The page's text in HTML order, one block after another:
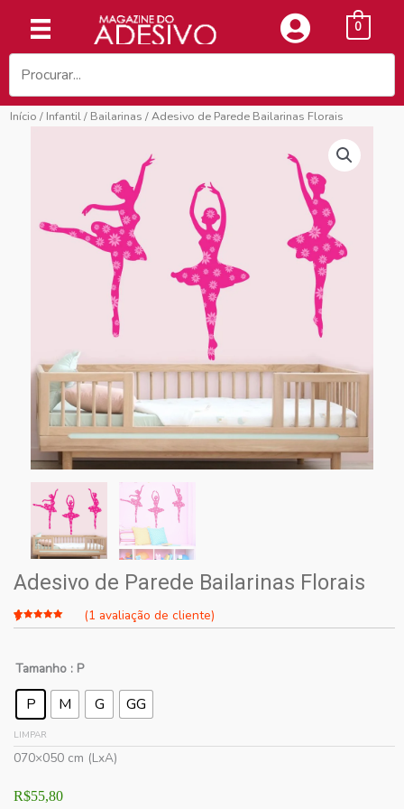
conteúdo
0
Início / Infantil/ Bailarinas / Adesivo de Parede Bailarinas Florais
Adesivo de Parede Bailarinas Florais
baseado
de cliente
(1 avaliação de cliente)
Tamanho : P
P M G GG
LIMPAR
070×050 cm (LxA)
R$55,80